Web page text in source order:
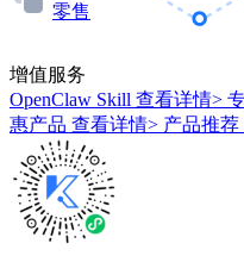
零售
增值服务
OpenClaw Skill 查看详情>
惠产品 查看详情> 产品推荐